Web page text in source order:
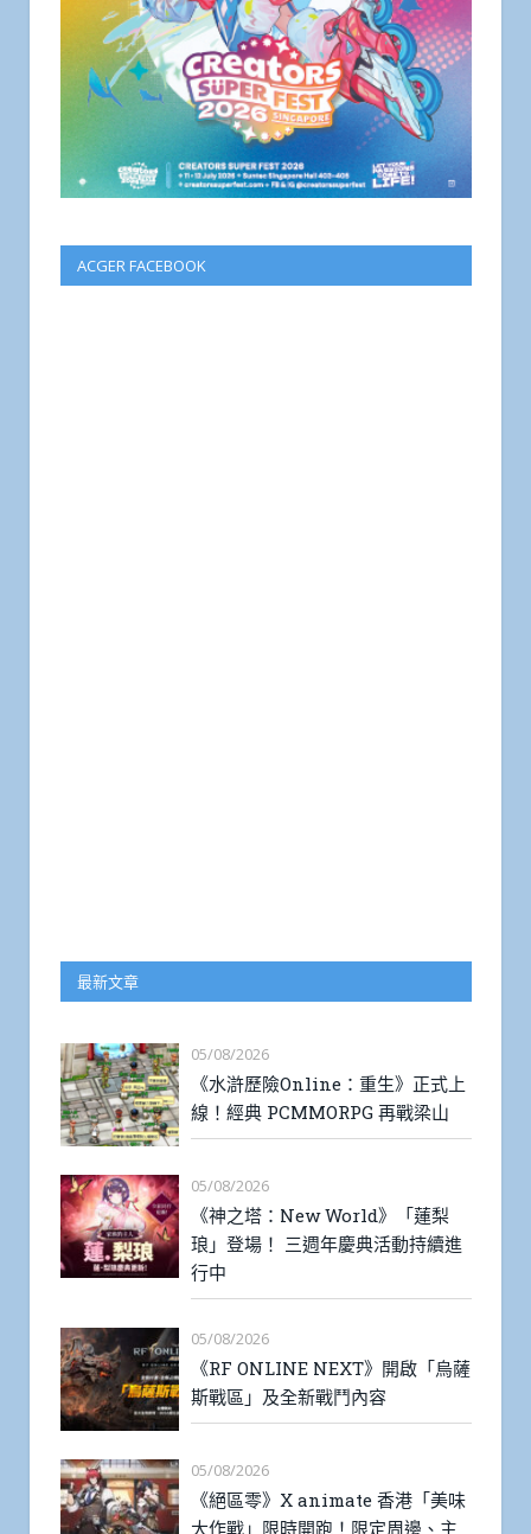
ACGER FACEBOOK
最新文章
05/08/2026
《水滸歷險Online：重生》正式上
線！經典 PCMMORPG 再戰梁山
05/08/2026
《神之塔：New World》「蓮梨
琅」登場！ 三週年慶典活動持續進
行中
05/08/2026
《RF ONLINE NEXT》開啟「烏薩
斯戰區」及全新戰鬥內容
05/08/2026
《絕區零》X animate 香港「美味
大作戰」限時開跑！限定周邊、主